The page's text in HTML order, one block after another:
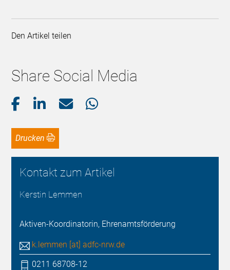
Den Artikel teilen
Share Social Media
Drucken
Kontakt zum Artikel
Kerstin Lemmen
Aktiven-Koordinatorin, Ehrenamtsförderung
k.lemmen [at] adfc-nrw.de
0211 68708-12